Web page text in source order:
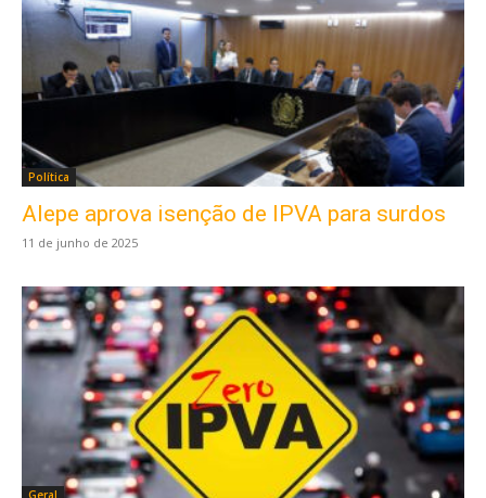
Política
Alepe aprova isenção de IPVA para surdos
11 de junho de 2025